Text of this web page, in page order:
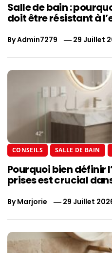
Salle de bain :
doit être résistant à
ByAdmin7279 29 Juillet
CONSEILS SALLE DE BAIN
Pourquoi bien définir
prises est crucial
ByMarjorie 29 Juillet